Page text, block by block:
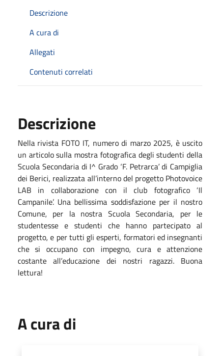
Descrizione
A cura di
Allegati
Contenuti correlati
Descrizione
Nella rivista FOTO IT, numero di marzo 2025, è uscito
un articolo sulla mostra fotografica degli studenti della
Scuola Secondaria di I^ Grado ‘F. Petrarca’ di Campiglia
dei Berici, realizzata all’interno del progetto Photovoice
LAB in collaborazione con il club fotografico ‘Il
Campanile’. Una bellissima soddisfazione per il nostro
Comune, per la nostra Scuola Secondaria, per le
studentesse e studenti che hanno partecipato al
progetto, e per tutti gli esperti, formatori ed insegnanti
che si occupano con impegno, cura e attenzione
costante all’educazione dei nostri ragazzi. Buona
lettura!
A cura di